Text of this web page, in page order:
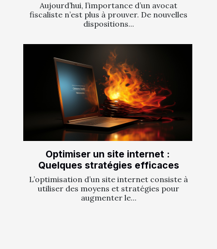
Aujourd’hui, l’importance d’un avocat
fiscaliste n’est plus à prouver. De nouvelles
dispositions...
Optimiser un site internet :
Quelques stratégies efficaces
L’optimisation d’un site internet consiste à
utiliser des moyens et stratégies pour
augmenter le...